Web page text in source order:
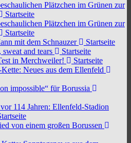
Plätzchen im Grünen zur
Startseite
Plätzchen im Grünen zur
Startseite
mit dem Schnauzer
Startseite
and tears
Startseite
in Merchweiler!
Startseite
Neues aus dem Ellenfeld
impossible“ für Borussia
114 Jahren: Ellenfeld-Stadion
von einem großen Borussen